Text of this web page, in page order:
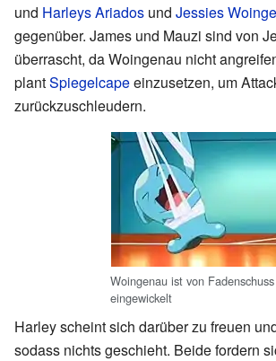
und Harleys Ariados und Jessies
gegenüber. James und Mauzi sind von
überrascht, da Woingenau nicht
plantSpiegelcapeeinzusetzen, um
zurückzuschleudern.
Woingenau ist von Fadenschuss
eingewickelt
Harley scheint sich darüber zu freuen
sodass nichts geschieht. Beide fordern